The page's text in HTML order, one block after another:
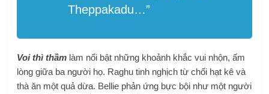
Theppakadu…”
Voi thì thầm làm nổi bật những khoảnh khắc vui nhộn, ấm
lòng giữa ba người họ. Raghu tinh nghịch từ chối hạt kê và
thà ăn một quả dừa. Bellie phản ứng bực bội như một người